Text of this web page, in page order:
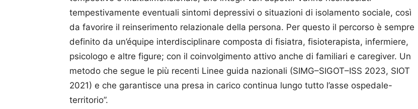
tempestivamente eventuali sintomi depressivi o situazioni di isolamento sociale, così
da favorire il reinserimento relazionale della persona. Per questo il percorso è sempre
definito da un’équipe interdisciplinare composta di fisiatra, fisioterapista, infermiere,
psicologo e altre figure; con il coinvolgimento attivo anche di familiari e caregiver. Un
metodo che segue le più recenti Linee guida nazionali (SIMG–SIGOT–ISS 2023, SIOT
2021) e che garantisce una presa in carico continua lungo tutto l’asse ospedale-
territorio”.